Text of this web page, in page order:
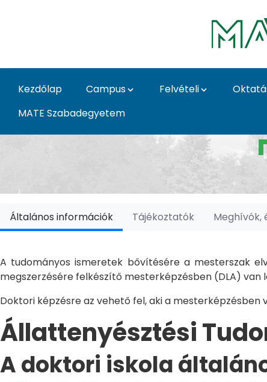
Kezdőlap Campus Felvételi
MATE Szabadegyetem
Doktori Iskolák -
Általános információk Tájékoztatók Meghívók,
A tudományos ismeretek bővítésére a mesterszak
megszerzésére felkészítő mesterképzésben (DLA)
Doktori képzésre az vehető fel, aki a
Állattenyésztési
A doktori iskola